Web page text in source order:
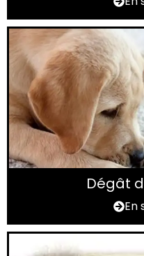
Dégât
En